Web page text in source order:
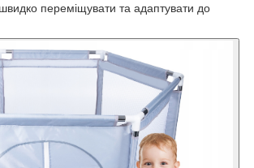
переміщувати та адаптувати до